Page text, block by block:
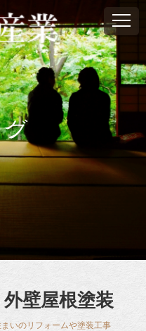
壁屋根塗装
いのリフォームや塗装工事